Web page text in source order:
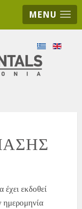
MENU
εκδοθεί
ημερομηνία